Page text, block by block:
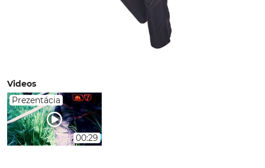
Videos
Prezentácia
00:29